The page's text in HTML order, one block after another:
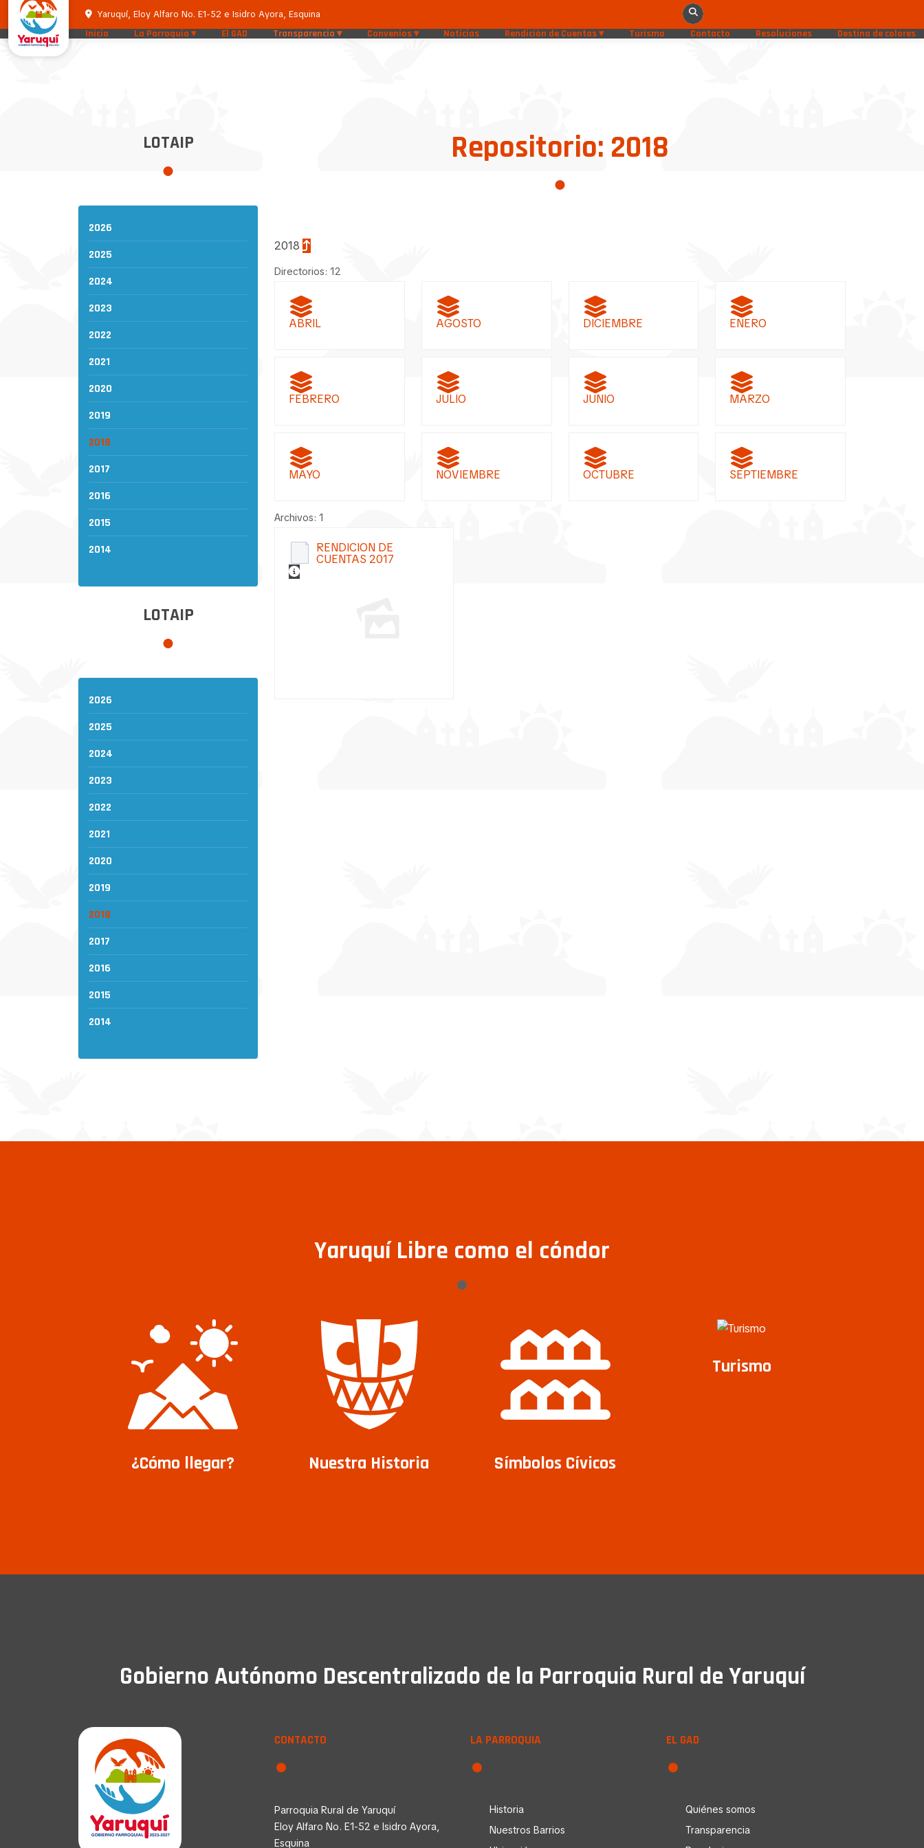
Yaruquí, Eloy Alfaro No. E1-52 e Isidro Ayora, Esquina
Inicio La Parroquia El GAD Transparencia Convenios Noticias Rendición de Cuentas Turismo Contacto Resoluciones Destino de colores
LOTAIP
2026
2025
2024
2023
2022
2021
2020
2019
2018
2017
2016
2015
2014
LOTAIP
2026
2025
2024
2023
2022
2021
2020
2019
2018
2017
2016
2015
2014
Repositorio: 2018
2018
Directorios: 12
ABRIL AGOSTO DICIEMBRE ENERO
FEBRERO JULIO JUNIO MARZO
MAYO NOVIEMBRE OCTUBRE SEPTIEMBRE
Archivos: 1
RENDICION DE
CUENTAS 2017
Yaruquí Libre como el cóndor
¿Cómo llegar? Nuestra Historia Símbolos Cívicos
Turismo
Gobierno Autónomo Descentralizado de la Parroquia Rural de Yaruquí
CONTACTO
Parroquia Rural de Yaruquí
Eloy Alfaro No. E1-52 e Isidro Ayora,
Esquina
LA PARROQUIA
Historia
Nuestros Barrios
EL GAD
Quiénes somos
Transparencia